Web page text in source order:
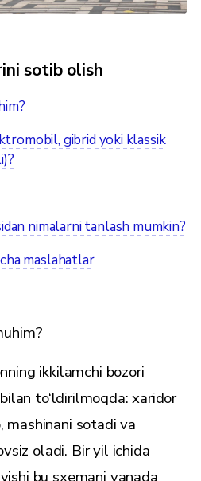
sotib olish
gibrid yoki klassik
nimalarni tanlash mumkin?
maslahatlar
ikkilamchi bozori
to‘ldirilmoqda: xaridor
mashinani sotadi va
oladi. Bir yil ichida